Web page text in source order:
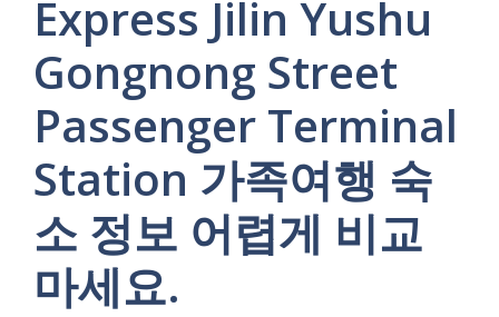
Express Jilin Yushu
Gongnong Street
Passenger Terminal
Station 가족여행 숙
소 정보 어렵게 비교
마세요.